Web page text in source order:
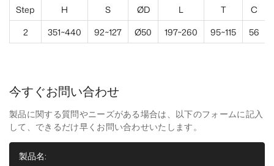
Step
H S ØD L T C
2 351~440 92~127 Ø50 197~260 95~115 56
今すぐお問い合わせ
製品に関する質問やニーズがある場合は、以下のフォームに記入
して、できるだけ早くお問い合わせいたします。